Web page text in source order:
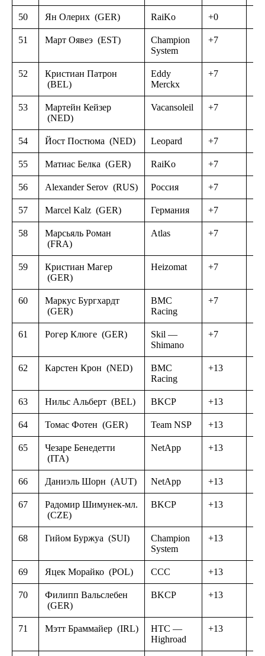
50 Ян Олерих (GER) RaiKo +0
51 Март Оявеэ (EST)
Champion
System
+7
52
Кристиан Патрон
(BEL)
Eddy
Merckx
+7
53
Мартейн Кейзер
(NED)
Vacansoleil +7
54 Йост Постюма (NED) Leopard +7
55 Матиас Белка (GER) RaiKo +7
56 Alexander Serov (RUS) Россия +7
57 Marcel Kalz (GER) Германия +7
58
Марсьяль Роман
(FRA)
Atlas +7
59
Кристиан Магер
(GER)
Heizomat +7
60
Маркус Бургхардт
(GER)
BMC
Racing
+7
61 Рогер Клюге (GER)
Skil —
Shimano
+7
62 Карстен Крон (NED)
BMC
Racing
+13
63 Нильс Альберт (BEL) BKCP +13
64 Томас Фотен (GER) Team NSP +13
65
Чезаре Бенедетти
(ITA)
NetApp +13
66 Даниэль Шорн (AUT) NetApp +13
67
Радомир Шимунек-мл.
(CZE)
BKCP +13
68 Гийом Буржуа (SUI)
Champion
System
+13
69 Яцек Морайко (POL) CCC +13
70
Филипп Вальслебен
(GER)
BKCP +13
71 Мэтт Браммайер (IRL)
HTC —
Highroad
+13